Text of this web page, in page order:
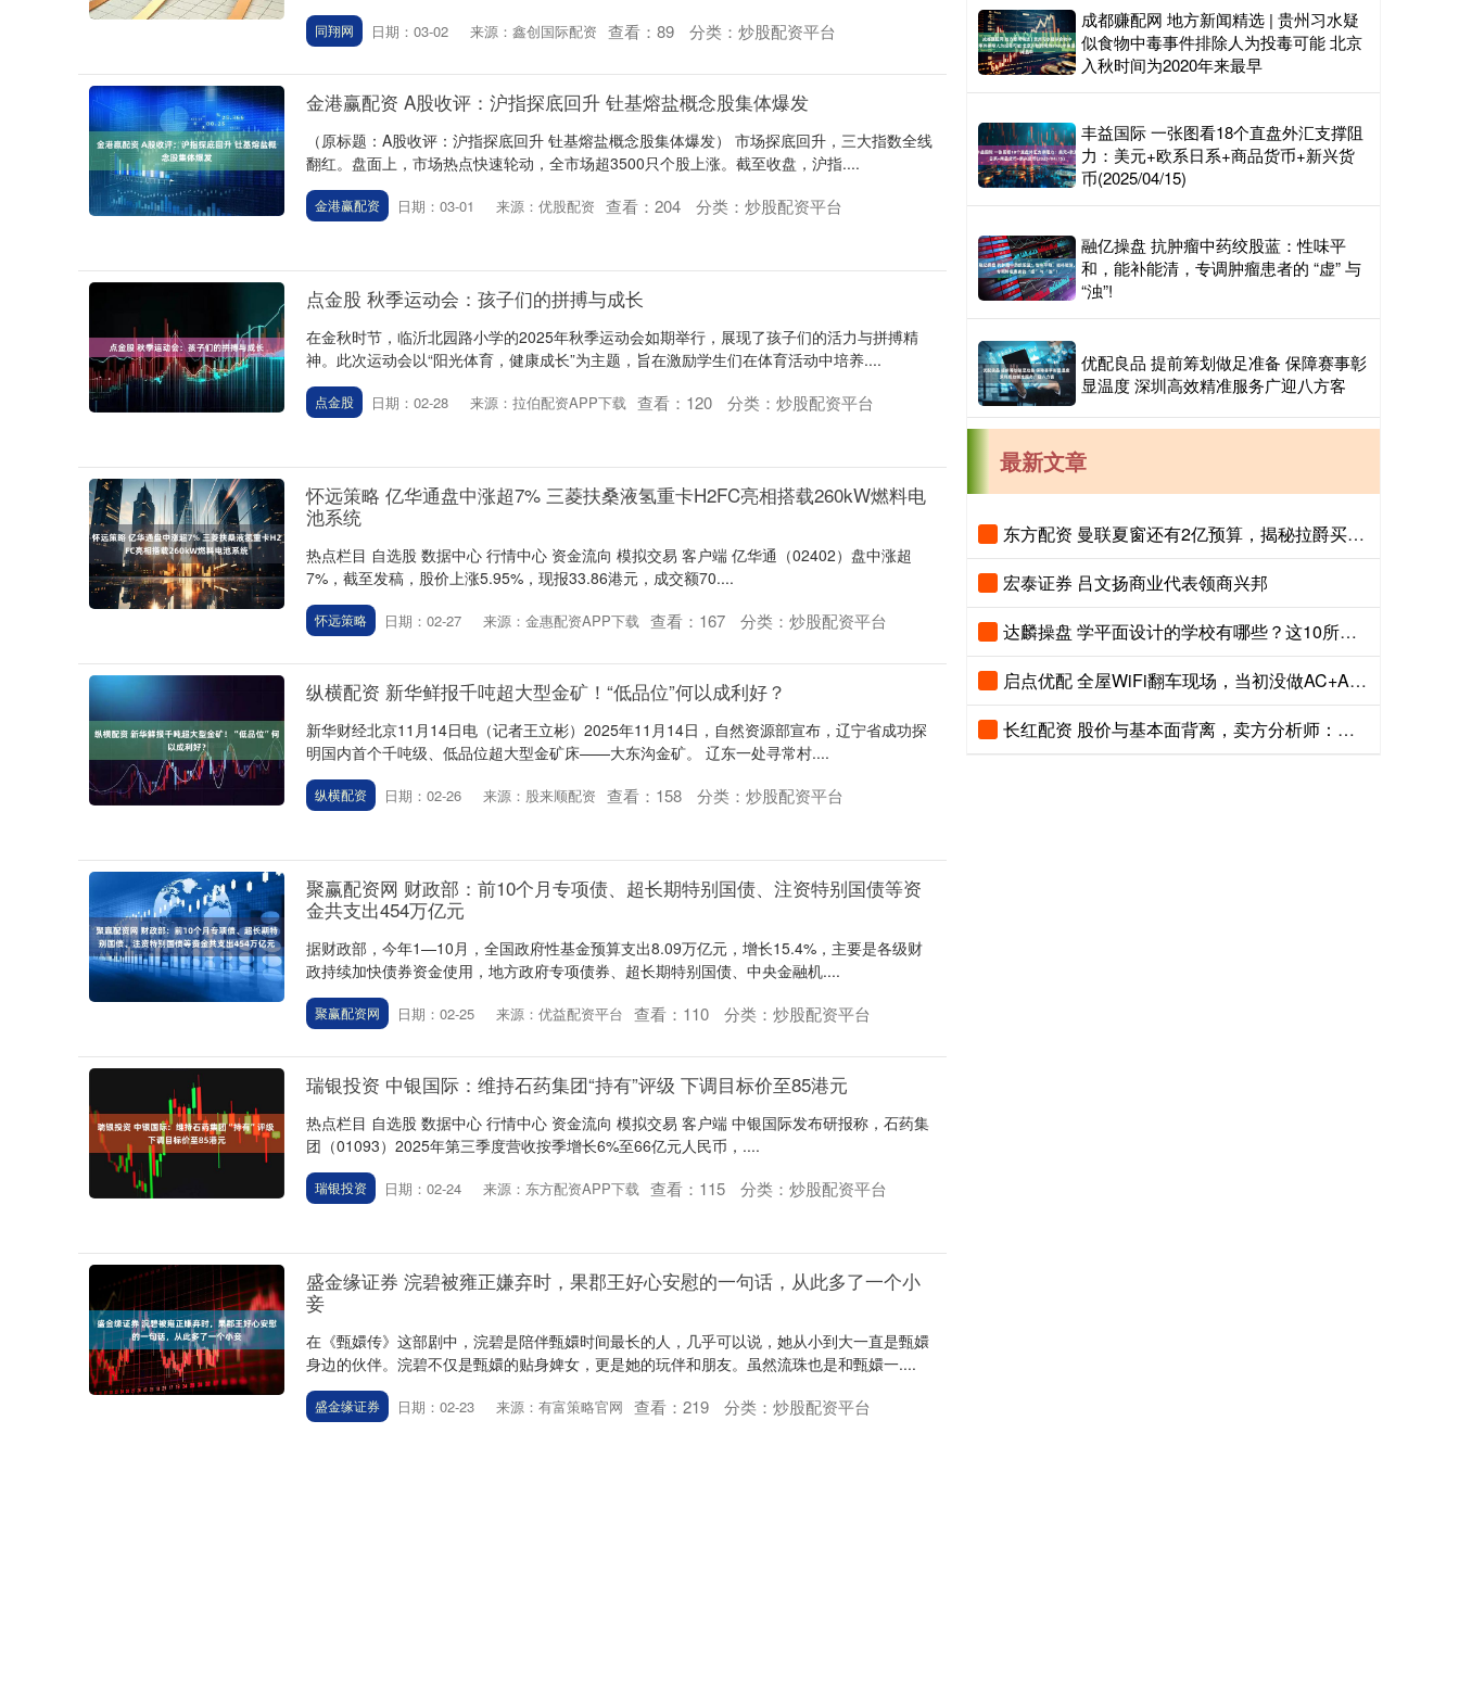
同翔网 日期：03-02 来源：鑫创国际配资 查看： 89 分类： 炒股配资平台
金港赢配资 A股收评：沪指探底回升 钍基熔盐概念股集体爆发
（原标题：A股收评：沪指探底回升 钍基熔盐概念股集体爆发） 市场探底回升，三大指数全线
翻红。盘面上，市场热点快速轮动，全市场超3500只个股上涨。截至收盘，沪指....
金港赢配资 日期：03-01 来源：优股配资 查看： 204 分类： 炒股配资平台
点金股 秋季运动会：孩子们的拼搏与成长
在金秋时节，临沂北园路小学的2025年秋季运动会如期举行，展现了孩子们的活力与拼搏精
神。此次运动会以“阳光体育，健康成长”为主题，旨在激励学生们在体育活动中培养....
点金股 日期：02-28 来源：拉伯配资APP下载 查看： 120 分类： 炒股配资平台
怀远策略 亿华通盘中涨超7% 三菱扶桑液氢重卡H2FC亮相搭载260kW燃料电
池系统
热点栏目 自选股 数据中心 行情中心 资金流向 模拟交易 客户端 亿华通（02402）盘中涨超
7%，截至发稿，股价上涨5.95%，现报33.86港元，成交额70....
怀远策略 日期：02-27 来源：金惠配资APP下载 查看： 167 分类： 炒股配资平台
纵横配资 新华鲜报千吨超大型金矿！“低品位”何以成利好？
新华财经北京11月14日电（记者王立彬）2025年11月14日，自然资源部宣布，辽宁省成功探
明国内首个千吨级、低品位超大型金矿床——大东沟金矿。 辽东一处寻常村....
纵横配资 日期：02-26 来源：股来顺配资 查看： 158 分类： 炒股配资平台
聚赢配资网 财政部：前10个月专项债、超长期特别国债、注资特别国债等资
金共支出454万亿元
据财政部，今年1—10月，全国政府性基金预算支出8.09万亿元，增长15.4%，主要是各级财
政持续加快债券资金使用，地方政府专项债券、超长期特别国债、中央金融机....
聚赢配资网 日期：02-25 来源：优益配资平台 查看： 110 分类： 炒股配资平台
瑞银投资 中银国际：维持石药集团“持有”评级 下调目标价至85港元
热点栏目 自选股 数据中心 行情中心 资金流向 模拟交易 客户端 中银国际发布研报称，石药集
团（01093）2025年第三季度营收按季增长6%至66亿元人民币，....
瑞银投资 日期：02-24 来源：东方配资APP下载 查看： 115 分类： 炒股配资平台
盛金缘证券 浣碧被雍正嫌弃时，果郡王好心安慰的一句话，从此多了一个小
妾
在《甄嬛传》这部剧中，浣碧是陪伴甄嬛时间最长的人，几乎可以说，她从小到大一直是甄嬛
身边的伙伴。浣碧不仅是甄嬛的贴身婢女，更是她的玩伴和朋友。虽然流珠也是和甄嬛一....
盛金缘证券 日期：02-23 来源：有富策略官网 查看： 219 分类： 炒股配资平台
成都赚配网 地方新闻精选 | 贵州习水疑
似食物中毒事件排除人为投毒可能 北京
入秋时间为2020年来最早
丰益国际 一张图看18个直盘外汇支撑阻
力：美元+欧系日系+商品货币+新兴货
币(2025/04/15)
融亿操盘 抗肿瘤中药绞股蓝：性味平
和，能补能清，专调肿瘤患者的 “虚” 与
“浊”!
优配良品 提前筹划做足准备 保障赛事彰
显温度 深圳高效精准服务广迎八方客
最新文章
东方配资 曼联夏窗还有2亿预算，揭秘拉爵买人价格上限！恐无新援参与集训
宏泰证券 吕文扬商业代表领商兴邦
达麟操盘 学平面设计的学校有哪些？这10所宝藏院校值得一看！_课程_教学_小白
启点优配 全屋WiFi翻车现场，当初没做AC+AP，现在想拆墙！_设备_信号_面板
长红配资 股价与基本面背离，卖方分析师：券商股将迎估值修复窗口